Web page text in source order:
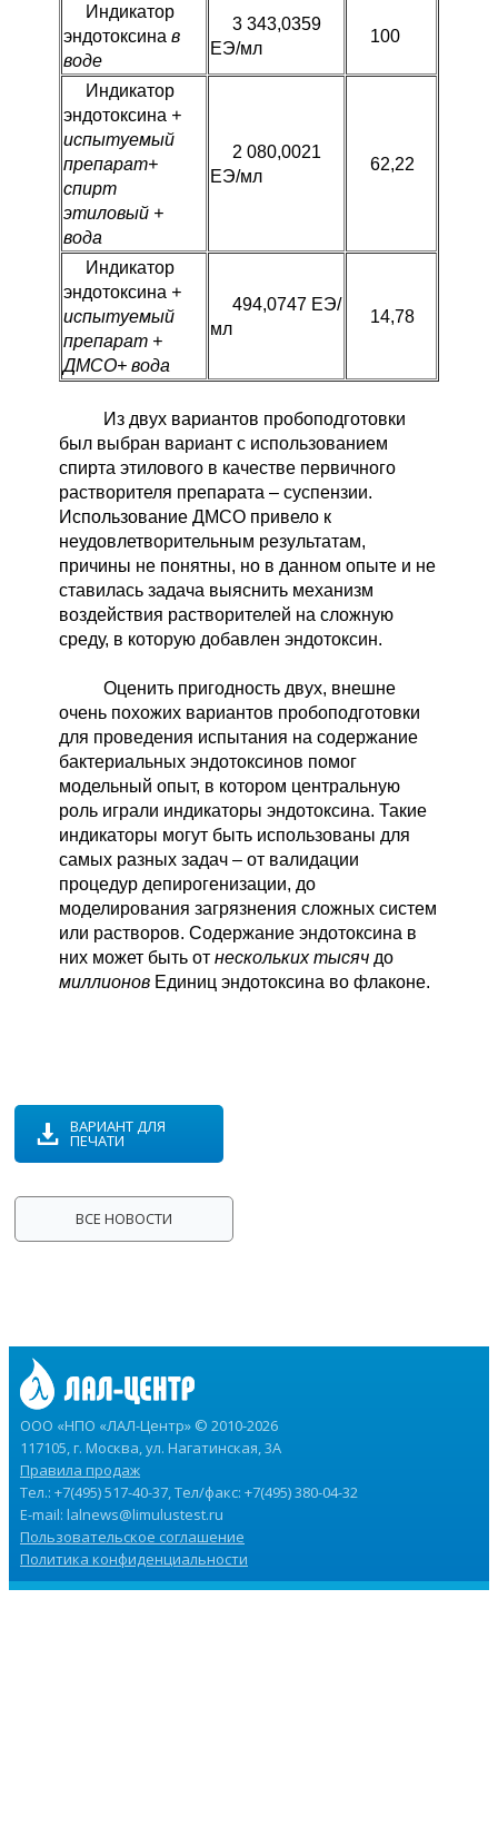
Индикатор
эндотоксина в
воде
3 343,0359
ЕЭ/мл
100
Индикатор
эндотоксина +
испытуемый
препарат+
спирт
этиловый +
вода
2 080,0021
ЕЭ/мл
62,22
Индикатор
эндотоксина +
испытуемый
препарат +
ДМСО+ вода
494,0747 ЕЭ/
мл
14,78
Из двух вариантов пробоподготовки
был выбран вариант с использованием
спирта этилового в качестве первичного
растворителя препарата – суспензии.
Использование ДМСО привело к
неудовлетворительным результатам,
причины не понятны, но в данном опыте и не
ставилась задача выяснить механизм
воздействия растворителей на сложную
среду, в которую добавлен эндотоксин.
Оценить пригодность двух, внешне
очень похожих вариантов пробоподготовки
для проведения испытания на содержание
бактериальных эндотоксинов помог
модельный опыт, в котором центральную
роль играли индикаторы эндотоксина. Такие
индикаторы могут быть использованы для
самых разных задач – от валидации
процедур депирогенизации, до
моделирования загрязнения сложных систем
или растворов. Содержание эндотоксина в
них может быть от нескольких тысяч до
миллионов Единиц эндотоксина во флаконе.
ВАРИАНТ ДЛЯ
ПЕЧАТИ
ВСЕ НОВОСТИ
ООО «НПО «ЛАЛ-Центр» © 2010-2026
117105, г. Москва, ул. Нагатинская, 3А
Правила продаж
Тел.: +7(495) 517-40-37, Тел/факс: +7(495) 380-04-32
E-mail: lalnews@limulustest.ru
Пользовательское соглашение
Политика конфиденциальности